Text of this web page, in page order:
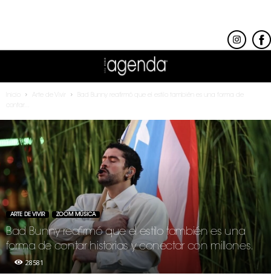
Arte de Vivir
Bad Bunny reafirmó que el estilo también es una forma de
contar...
ARTE DE VIVIR ZOOM MÚSICA
Bad Bunny reafirmó que el estilo también es una
forma de contar historias y conectar con millones.
28581